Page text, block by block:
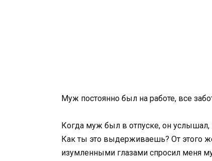
Муж постоянно был на работе, все
Когда муж был в отпуске, он услышал,
Как ты это выдерживаешь? От этого
изумленными глазами спросил меня